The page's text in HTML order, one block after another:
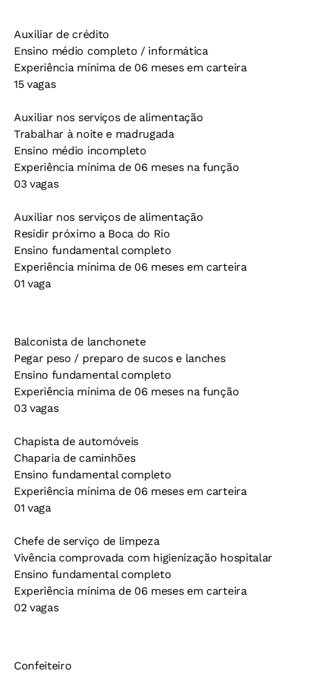
Auxiliar de crédito
Ensino médio completo / informática
Experiência mínima de 06 meses em carteira
15 vagas
Auxiliar nos serviços de alimentação
Trabalhar à noite e madrugada
Ensino médio incompleto
Experiência mínima de 06 meses na função
03 vagas
Auxiliar nos serviços de alimentação
Residir próximo a Boca do Rio
Ensino fundamental completo
Experiência mínima de 06 meses em carteira
01 vaga
Balconista de lanchonete
Pegar peso / preparo de sucos e lanches
Ensino fundamental completo
Experiência mínima de 06 meses na função
03 vagas
Chapista de automóveis
Chaparia de caminhões
Ensino fundamental completo
Experiência mínima de 06 meses em carteira
01 vaga
Chefe de serviço de limpeza
Vivência comprovada com higienização hospitalar
Ensino fundamental completo
Experiência mínima de 06 meses em carteira
02 vagas
Confeiteiro